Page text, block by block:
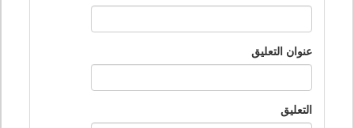
عنوان التعليق
التعليق